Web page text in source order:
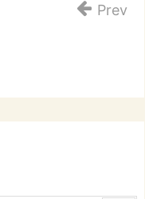
Prev